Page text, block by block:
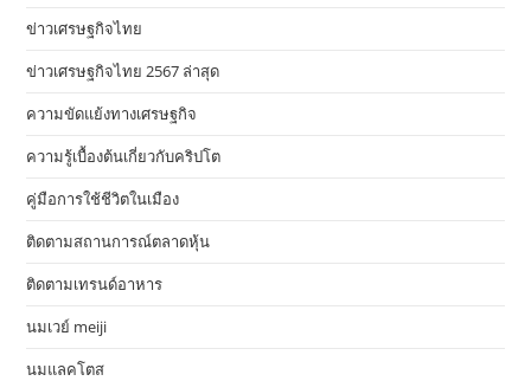
ข่าวเศรษฐกิจไทย
ข่าวเศรษฐกิจไทย 2567 ล่าสุด
ความขัดแย้งทางเศรษฐกิจ
ความรู้เบื้องต้นเกี่ยวกับคริปโต
คู่มือการใช้ชีวิตในเมือง
ติดตามสถานการณ์ตลาดหุ้น
ติดตามเทรนด์อาหาร
นมเวย์ meiji
นมแลคโตส